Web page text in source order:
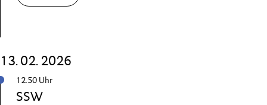
13. 02. 2026
12.50 Uhr
SSW